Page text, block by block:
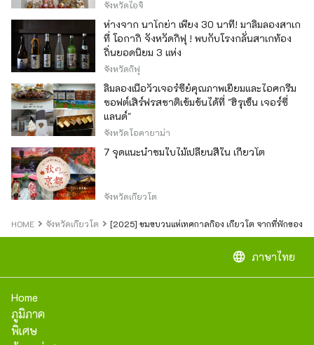
จังหวัดไอจิ
ห่างจาก นาโกย่า เพียง 30 นาที! มาลิ้มลองสาเก
ที่ โอกากิ จังหวัดกิฟุ ! พบกับโรงกลั่นสาเกท้อง
ถิ่นยอดนิยม 3 แห่ง
จังหวัดกิฟุ
ลิ้มลองเนื้อวัวเจอร์ซีย์คุณภาพเยี่ยมและไอศกรีม
ซอฟต์เสิร์ฟรสชาติเข้มข้นได้ที่ "ฮิรุเซ็น เจอร์ซี่
แลนด์"
จังหวัดโอคายาม่า
7 จุดแนะนำชมใบไม้เปลี่ยนสีใน เกียวโต
จังหวัดเกียวโต
HOME จังหวัดเกียวโต [2025] ชมขบวนแห่เทศกาลกิอง เกียวโต จากที่พักของ
language ภาษาไทย
Home
ภูมิภาค
พิเศษ